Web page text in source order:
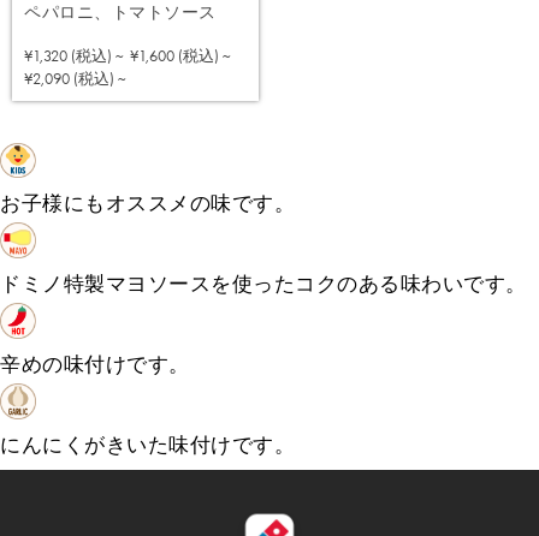
ペパロニ、トマトソース
¥1,320 (税込) ~ ¥1,600 (税込) ~
¥2,090 (税込) ~
お子様にもオススメの味です。
ドミノ特製マヨソースを使ったコクのある味わいです。
辛めの味付けです。
にんにくがきいた味付けです。